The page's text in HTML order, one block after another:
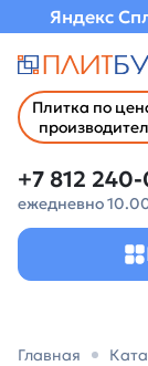
Яндекс
Плитка по
+7 812
ежедневно
Главная